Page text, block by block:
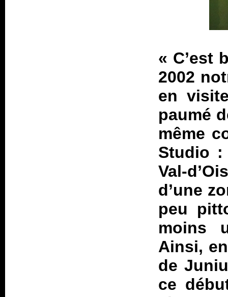
« C’est
2002
en
paumé
même
Studio
Val-
d’une
peu
moins
Ainsi,
de
ce